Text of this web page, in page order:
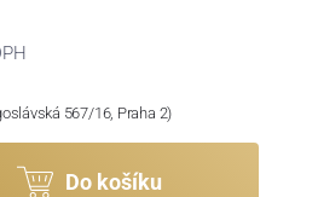
567/16, Praha 2)
Do košíku